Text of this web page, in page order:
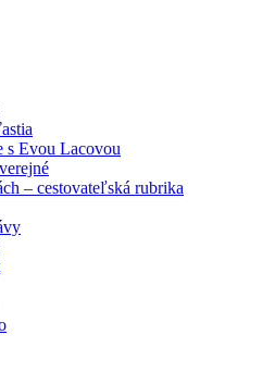
s Evou Lacovou
– cestovateľská rubrika